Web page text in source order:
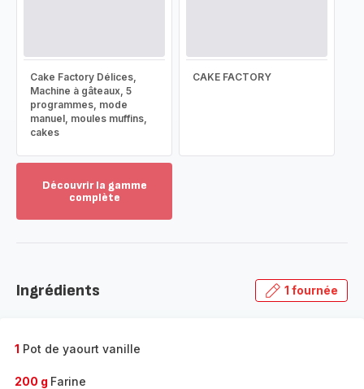
Cake Factory Délices,
Machine à gâteaux, 5
programmes, mode
manuel, moules muffins,
cakes
CAKE FACTORY
Découvrir la gamme
complète
gamme
Ingrédients 1 fournée
1 Pot de yaourt vanille
200 g Farine